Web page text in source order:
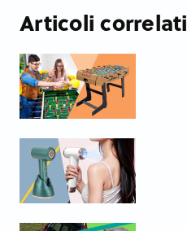
Articoli correlati